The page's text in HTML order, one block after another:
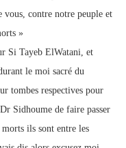
vous, contre notre peuple et
»
Si Tayeb ElWatani, et
le moi sacré du
tombes respectives pour
Sidhoume de faire passer
morts ils sont entre les